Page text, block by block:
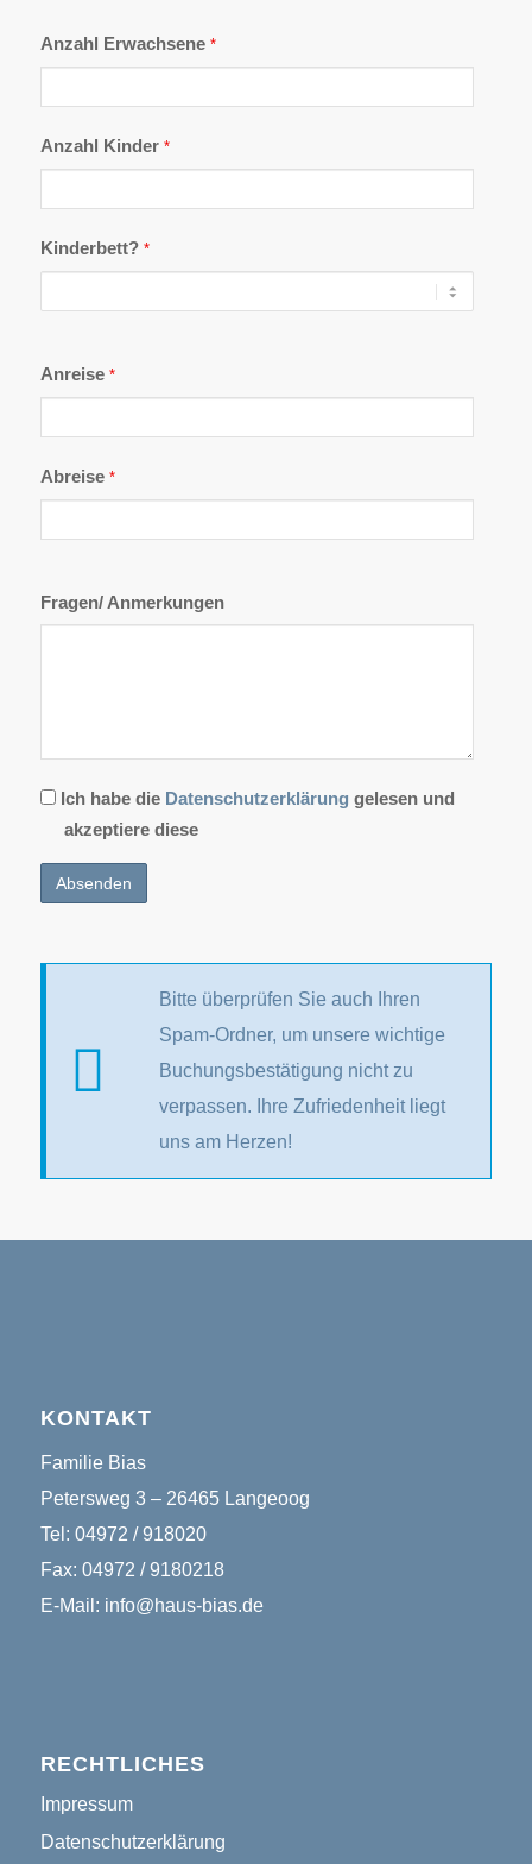
Anzahl Erwachsene *
Anzahl Kinder *
Kinderbett? *
Anreise *
Abreise *
Fragen/ Anmerkungen
Datenschutz
Ich habe die Datenschutzerklärung gelesen und
akzeptiere diese
Bitte überprüfen Sie auch Ihren
Spam-Ordner, um unsere wichtige
Buchungsbestätigung nicht zu
verpassen. Ihre Zufriedenheit liegt
uns am Herzen!
KONTAKT
Familie Bias
Petersweg 3 – 26465 Langeoog
Tel: 04972 / 918020
Fax: 04972 / 9180218
E-Mail: info@haus-bias.de
RECHTLICHES
Impressum
Datenschutzerklärung